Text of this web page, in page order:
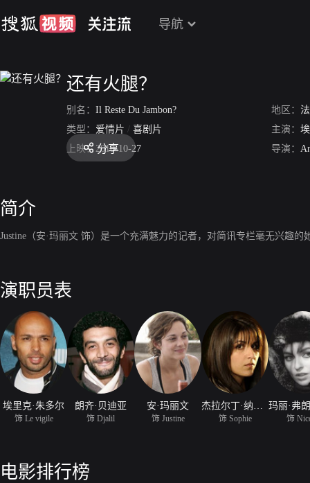
导航
还有火腿？
别名： Il Reste Du Jambon? 地区：
类型： 爱情片 / 喜剧片 主演：
上映： 2010-10-27 导演：
分享
简介
Justine（安·玛丽文 饰）是一个充满魅力的记者，对简讯专栏毫无兴趣
演职员表
埃里克·朱多尔
饰 Le vigile
朗齐·贝迪亚
饰 Djalil
安·玛丽文
饰 Justine 饰 Sophie 饰
电影排行榜